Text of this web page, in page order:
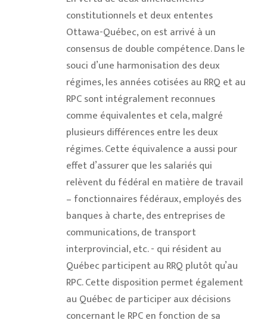
constitutionnels et deux ententes
Ottawa-Québec, on est arrivé à un
consensus de double compétence. Dans le
souci d’une harmonisation des deux
régimes, les années cotisées au RRQ et au
RPC sont intégralement reconnues
comme équivalentes et cela, malgré
plusieurs différences entre les deux
régimes. Cette équivalence a aussi pour
effet d’assurer que les salariés qui
relèvent du fédéral en matière de travail
– fonctionnaires fédéraux, employés des
banques à charte, des entreprises de
communications, de transport
interprovincial, etc. - qui résident au
Québec participent au RRQ plutôt qu’au
RPC. Cette disposition permet également
au Québec de participer aux décisions
concernant le RPC en fonction de sa